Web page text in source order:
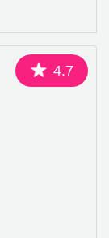
4.7